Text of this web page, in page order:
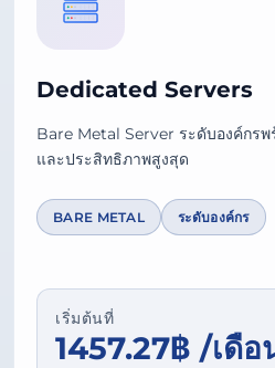
Dedicated Servers
Bare Metal Server ระดับองค์กร
และประสิทธิภาพสูงสุด
BARE METAL ระดับองค์กร
เริ่มต้นที่
1457.27฿ /เดือ